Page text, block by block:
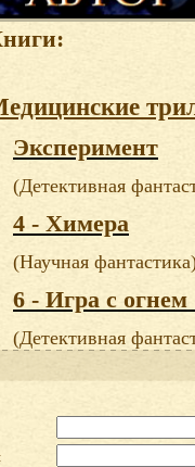
Эксперимент
(Детективная
4 - Химера
(Научная
6 - Игра с огнем
(Детективная